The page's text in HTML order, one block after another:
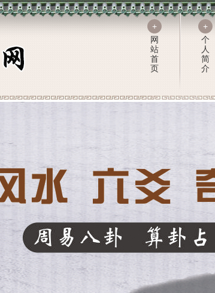
+
网
站
首
页
+
个
人
简
介